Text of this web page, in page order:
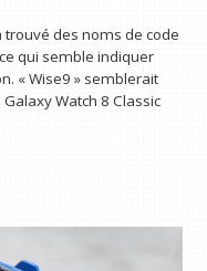
des noms de code
qui semble indiquer
« Wise9 » semblerait
Watch 8 Classic